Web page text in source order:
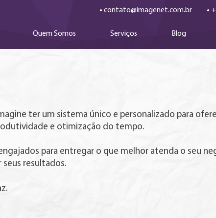
•
• contato@imagenet.com.br
Quem Somos Serviços Blog
ter um sistema único e personalizado para
e otimização do tempo.
para entregar o que melhor atenda o seu
resultados.